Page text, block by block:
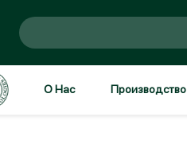
О Нас Производство